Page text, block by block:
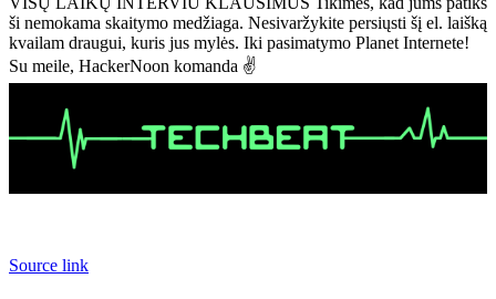
ši nemokama skaitymo medžiaga. Nesivaržykite persiųsti šį el. laišką
kvailam draugui, kuris jus mylės. Iki pasimatymo Planet Internete!
Su meile, HackerNoon komanda ✌️
Source link